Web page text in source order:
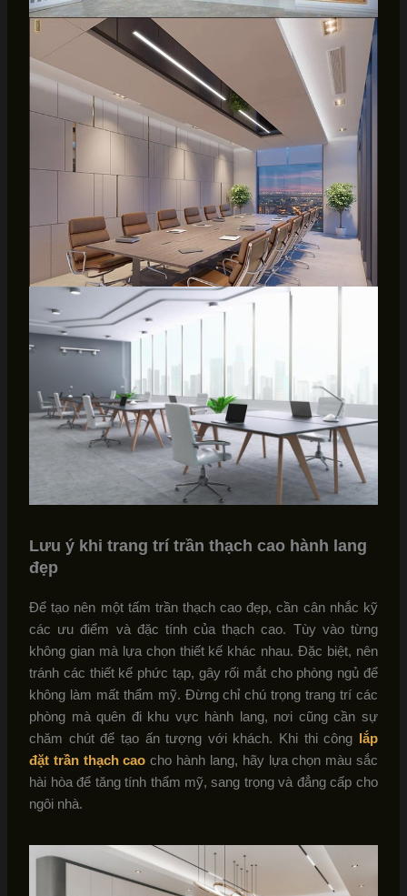
Lưu ý khi trang trí trần thạch cao hành lang
đẹp
Để tạo nên một tấm trần thạch cao đẹp, cần cân nhắc kỹ
các ưu điểm và đặc tính của thạch cao. Tùy vào từng
không gian mà lựa chọn thiết kế khác nhau. Đặc biệt, nên
tránh các thiết kế phức tạp, gây rối mắt cho phòng ngủ để
không làm mất thẩm mỹ. Đừng chỉ chú trọng trang trí các
phòng mà quên đi khu vực hành lang, nơi cũng cần sự
chăm chút để tạo ấn tượng với khách. Khi thi công lắp
đặt trần thạch cao cho hành lang, hãy lựa chọn màu sắc
hài hòa để tăng tính thẩm mỹ, sang trọng và đẳng cấp cho
ngôi nhà.